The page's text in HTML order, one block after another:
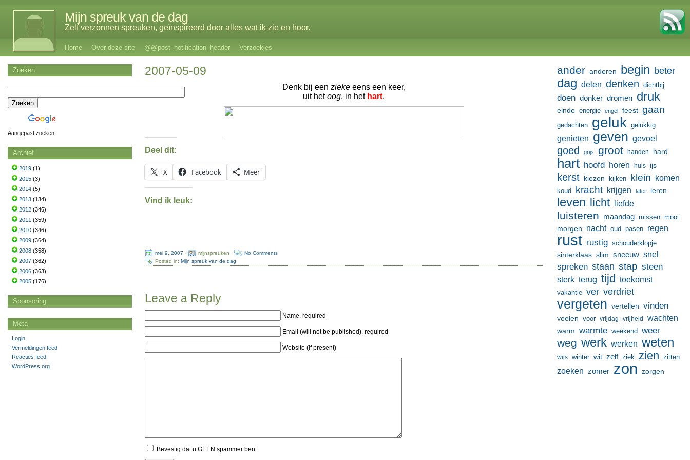
Mijn spreuk van de dag
Zelf verzonnen spreuken, geïnspireerd door alles wat ik zie en hoor.
Home Over deze site @@post_notification_header Verzoekjes
2007-05-09
Denk bij een ziekeeens een keer,
uit hetoog, in het hart.
Deel dit:
X Facebook Meer
Vind ik leuk:
mei 9, 2007 · mijnspreuken ·
No Comments
Posted in:Mijn spreuk van de dag
Leave a Reply
Name, required
Email (will not be published), required
Website (if present)
Bevestig dat u GEEN spammer bent.
ander anderen begin beter
dag delen denken dichtbij
doen donker dromen druk
einde energie engel feest gaan
gedachten geluk gelukkig
genieten geven gevoel
goed grijs groot handen hard
hart hoofd horen huis ijs
kerst kiezen kijken klein komen
koud kracht krijgen later leren
leven licht liefde
luisteren maandag missen mooi
morgen nacht oud pasen regen
rust rustig schouderklopje
sinterklaas slim sneeuw snel
spreken staan stap steen
sterk terug tijd toekomst
vakantie ver verdriet
vergeten vertellen vinden
voelen voor vrijdag vrijheid wachten
warm warmte weekend weer
weg werk werken weten
wijs winter wit zelf ziek zien zitten
zoeken zomer zon zorgen
Zoeken
Aangepast zoeken
Archief
2019 (1)
2015 (3)
2014 (5)
2013 (134)
2012 (346)
2011 (359)
2010 (346)
2009 (364)
2008 (358)
2007 (362)
2006 (363)
2005 (176)
Sponsoring
Meta
Login
Vermeldingen feed
Reacties feed
WordPress.org